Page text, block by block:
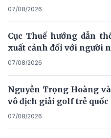
07/08/2026
Cục Thuế hướng dẫn
xuất cảnh đối với người
07/08/2026
Nguyễn Trọng Hoàng
vô địch giải golf trẻ quốc
07/08/2026